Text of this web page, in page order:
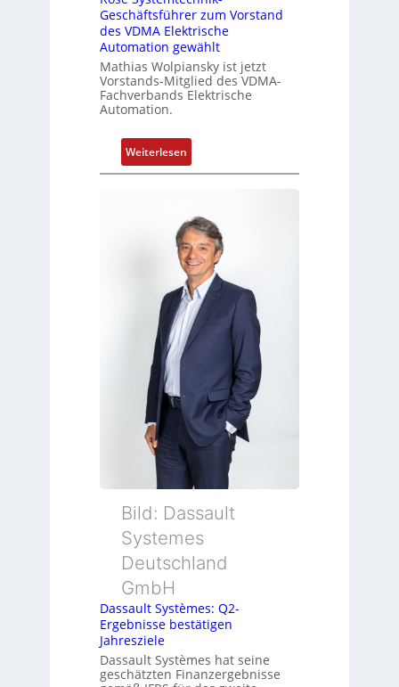
F
a
b
i
k
Geschäftsführer zum Vorstand
des VDMA Elektrische
Automation gewählt
Mathias Wolpiansky ist jetzt
Vorstands-Mitglied des VDMA-
Fachverbands Elektrische
Automation.
Weiterlesen:
R
e
S
y
s
t
e
m
n
i
-
G
s
c
f
s
f
Bild: Dassault
Systemes
Deutschland
GmbH
Dassault Systèmes: Q2-
Ergebnisse bestätigen
Jahresziele
Dassault Systèmes hat seine
geschätzten Finanzergebnisse